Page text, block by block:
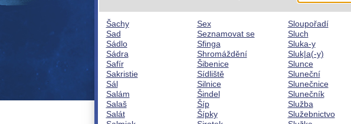
Šachy
Sad
Sádlo
Sádra
Safír
Sakristie
Sál
Salám
Salaš
Salát
Sex
Seznamovat se
Sfinga
Shromáždění
Šibenice
Sídliště
Silnice
Šindel
Šíp
Šípky
Sloupořadí
Sluch
Sluka-y
Sluk|a(-y)
Slunce
Sluneční
Slunečnice
Slunečník
Služba
Služebnictvo